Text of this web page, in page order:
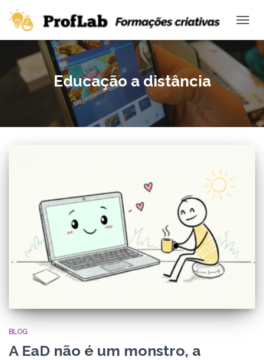
Educação a distância
BLOG
A EaD não é um monstro, a